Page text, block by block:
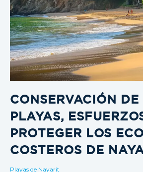
CONSERVACIÓN DE
PLAYAS,
PROTEGER LOS
COSTEROS DE
Playas de Nayarit